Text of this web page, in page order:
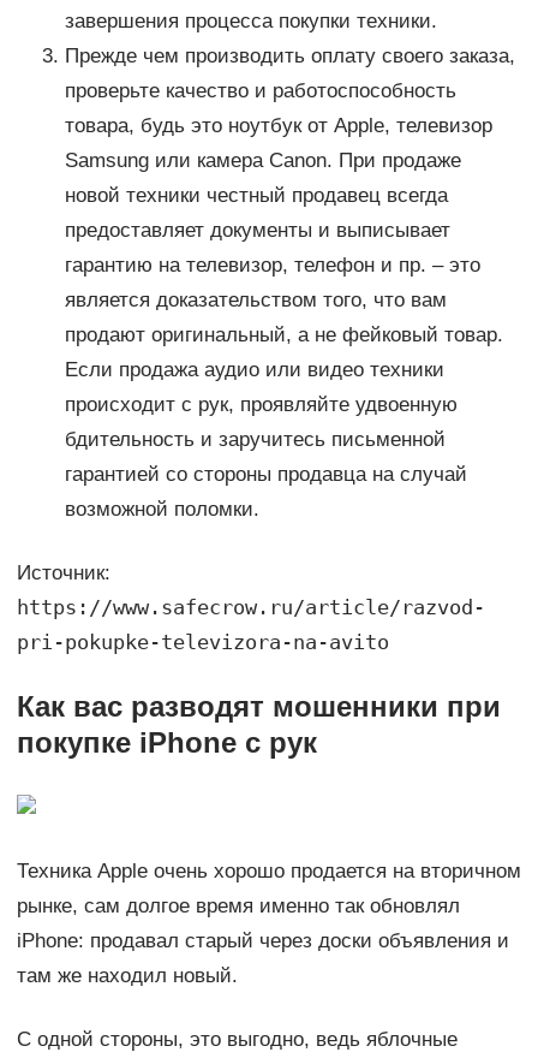
завершения процесса покупки техники.
Прежде чем производить оплату своего заказа,
проверьте качество и работоспособность
товара, будь это ноутбук от Apple, телевизор
Samsung или камера Canon. При продаже
новой техники честный продавец всегда
предоставляет документы и выписывает
гарантию на телевизор, телефон и пр. – это
является доказательством того, что вам
продают оригинальный, а не фейковый товар.
Если продажа аудио или видео техники
происходит с рук, проявляйте удвоенную
бдительность и заручитесь письменной
гарантией со стороны продавца на случай
возможной поломки.
Источник:
https://www.safecrow.ru/article/razvod-
pri-pokupke-televizora-na-avito
Как вас разводят мошенники при
покупке iPhone с рук
Техника Apple очень хорошо продается на вторичном
рынке, сам долгое время именно так обновлял
iPhone: продавал старый через доски объявления и
там же находил новый.
С одной стороны, это выгодно, ведь яблочные